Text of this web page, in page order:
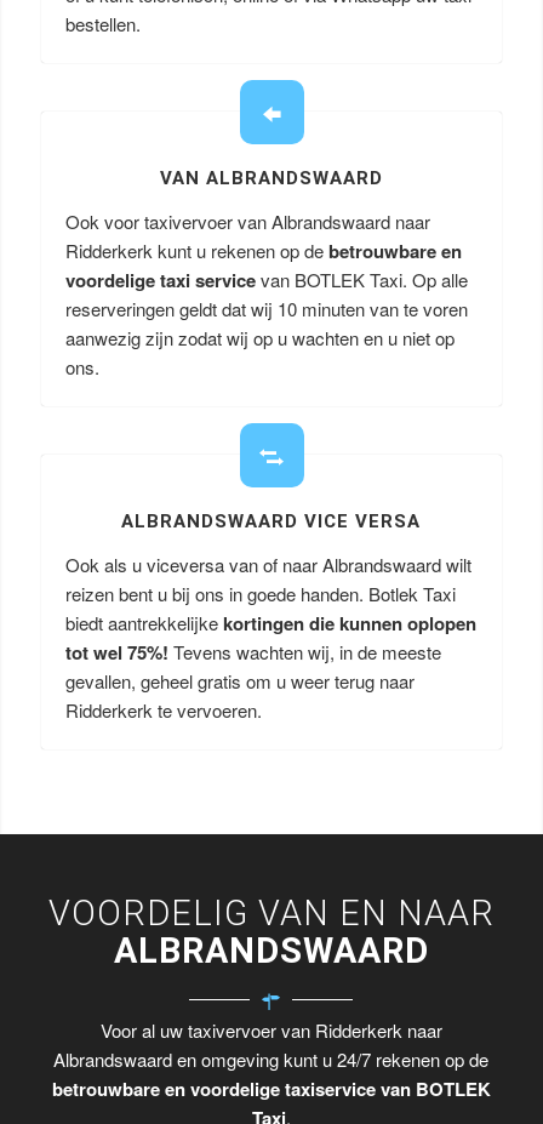
bestellen.
VAN ALBRANDSWAARD
Ook voor taxivervoer van Albrandswaard naar
Ridderkerk kunt u rekenen op debetrouwbare en
voordelige taxi servicevan BOTLEK Taxi. Op alle
reserveringen geldt dat wij 10 minuten van te voren
aanwezig zijn zodat wij op u wachten en u niet op
ons.
ALBRANDSWAARD VICE VERSA
Ook als u viceversa van of naar Albrandswaard wilt
reizen bent u bij ons in goede handen. Botlek Taxi
biedt aantrekkelijkekortingen die kunnen oplopen
tot wel 75%! Tevens wachten wij, in de meeste
gevallen, geheel gratis om u weer terug naar
Ridderkerk te vervoeren.
VOORDELIG VAN EN NAAR
ALBRANDSWAARD
Voor al uw taxivervoer van Ridderkerk naar
Albrandswaard en omgeving kunt u 24/7 rekenen op de
betrouwbare en voordelige taxiservice van BOTLEK
Taxi.